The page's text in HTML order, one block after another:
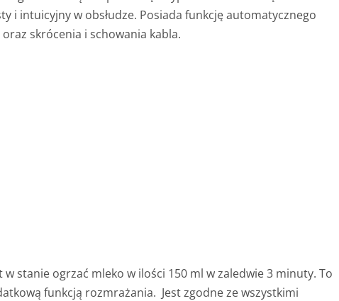
i intuicyjny w obsłudze. Posiada funkcję automatycznego
skrócenia i schowania kabla.
stanie ogrzać mleko w ilości 150 ml w zaledwie 3 minuty. To
funkcją rozmrażania. Jest zgodne ze wszystkimi